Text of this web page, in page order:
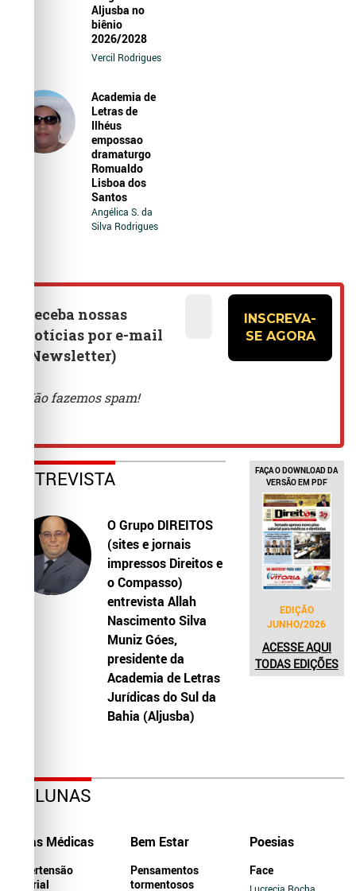
Aljusba no
biênio
2026/2028
Vercil Rodrigues
Academia de
Letras de
Ilhéus
empossao
dramaturgo
Romualdo
Lisboa dos
Santos
Angélica S. da
Silva Rodrigues
ENTREVISTA
O Grupo DIREITOS
(sites e jornais
impressos Direitos e
o Compasso)
entrevista Allah
Nascimento Silva
Muniz Góes,
presidente da
Academia de Letras
Jurídicas do Sul da
Bahia (Aljusba)
FAÇA O DOWNLOAD DA
VERSÃO EM PDF
EDIÇÃO
JUNHO/2026
ACESSE AQUI
TODAS EDIÇÕES
COLUNAS
Dicas Médicas
Hipertensão
Arterial
Bem Estar
Pensamentos
tormentosos
Poesias
Face
Lucrecia Rocha